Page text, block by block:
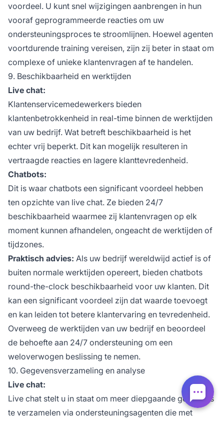
voordeel. U kunt snel wijzigingen aanbrengen in hun
vooraf geprogrammeerde reacties om uw
ondersteuningsproces te stroomlijnen. Hoewel agenten
voortdurende training vereisen, zijn zij beter in staat om
complexe of unieke klantenvragen af te handelen.
9. Beschikbaarheid en werktijden
Live chat:
Klantenservicemedewerkers bieden
klantenbetrokkenheid in real-time binnen de werktijden
van uw bedrijf. Wat betreft beschikbaarheid is het
echter vrij beperkt. Dit kan mogelijk resulteren in
vertraagde reacties en lagere klanttevredenheid.
Chatbots:
Dit is waar chatbots een significant voordeel hebben
ten opzichte van live chat. Ze bieden 24/7
beschikbaarheid waarmee zij klantenvragen op elk
moment kunnen afhandelen, ongeacht de werktijden of
tijdzones.
Praktisch advies: Als uw bedrijf wereldwijd actief is of
buiten normale werktijden opereert, bieden chatbots
round-the-clock beschikbaarheid voor uw klanten. Dit
kan een significant voordeel zijn dat waarde toevoegt
en kan leiden tot betere klantervaring en tevredenheid.
Overweeg de werktijden van uw bedrijf en beoordeel
de behoefte aan 24/7 ondersteuning om een
weloverwogen beslissing te nemen.
10. Gegevensverzameling en analyse
Live chat:
Live chat stelt u in staat om meer diepgaande gegevens
te verzamelen via ondersteuningsagenten die met